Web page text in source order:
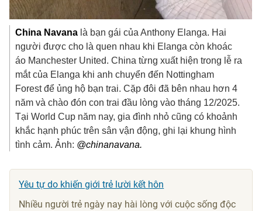
China Navana là bạn gái của Anthony Elanga. Hai
người được cho là quen nhau khi Elanga còn khoác
áo Manchester United. China từng xuất hiện trong lễ ra
mắt của Elanga khi anh chuyển đến Nottingham
Forest để ủng hộ bạn trai. Cặp đôi đã bên nhau hơn 4
năm và chào đón con trai đầu lòng vào tháng 12/2025.
Tại World Cup năm nay, gia đình nhỏ cũng có khoảnh
khắc hạnh phúc trên sân vận động, ghi lại khung hình
tình cảm. Ảnh: @chinanavana.
Yêu tự do khiến giới trẻ lười kết hôn
Nhiều người trẻ ngày nay hài lòng với cuộc sống độc